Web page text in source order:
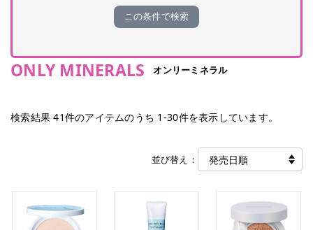
この条件で検索
ONLY MINERALS オンリーミネラル
検索結果41件のアイテムのうち 1 -30件を表示しています。
並び替え：